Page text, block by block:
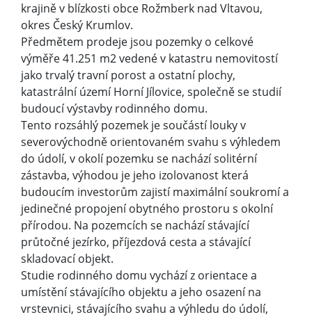
krajině v blízkosti obce Rožmberk nad Vltavou,
okres Český Krumlov.
Předmětem prodeje jsou pozemky o celkové
výměře 41.251 m2 vedené v katastru nemovitostí
jako trvalý travní porost a ostatní plochy,
katastrální území Horní Jílovice, společně se studií
budoucí výstavby rodinného domu.
Tento rozsáhlý pozemek je součástí louky v
severovýchodně orientovaném svahu s výhledem
do údolí, v okolí pozemku se nachází solitérní
zástavba, výhodou je jeho izolovanost která
budoucím investorům zajistí maximální soukromí a
jedinečné propojení obytného prostoru s okolní
přírodou. Na pozemcích se nachází stávající
průtočné jezírko, příjezdová cesta a stávající
skladovací objekt.
Studie rodinného domu vychází z orientace a
umístění stávajícího objektu a jeho osazení na
vrstevnici, stávajícího svahu a výhledu do údolí,